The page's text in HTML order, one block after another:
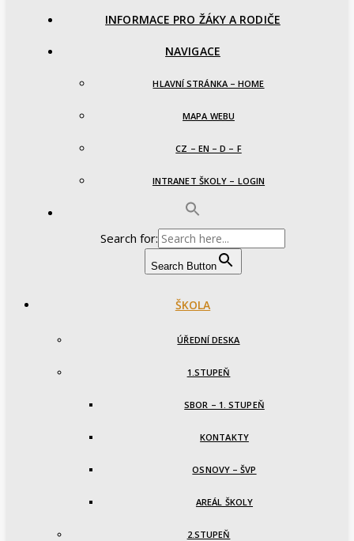
INFORMACE PRO ŽÁKY A RODIČE
NAVIGACE
HLAVNÍ STRÁNKA – HOME
MAPA WEBU
CZ – EN – D – F
INTRANET ŠKOLY – LOGIN
Search for:
Search Button
ŠKOLA
ÚŘEDNÍ DESKA
1.STUPEŇ
SBOR – 1. STUPEŇ
KONTAKTY
OSNOVY – ŠVP
AREÁL ŠKOLY
2.STUPEŇ